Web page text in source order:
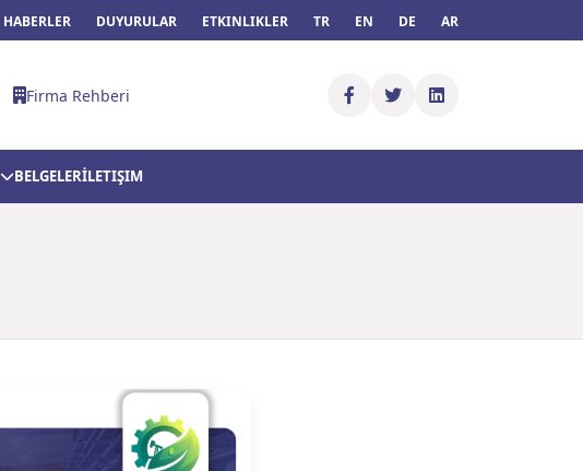
HABERLER DUYURULAR ETKINLIKLER TR EN DE AR
Firma Rehberi
BELGELERİLETIŞIM